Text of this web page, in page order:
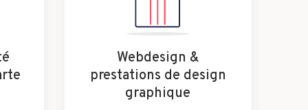
Webdesign &
prestations de design
graphique